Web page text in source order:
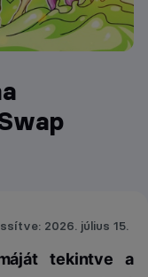
2026. július 15.
tekintve a